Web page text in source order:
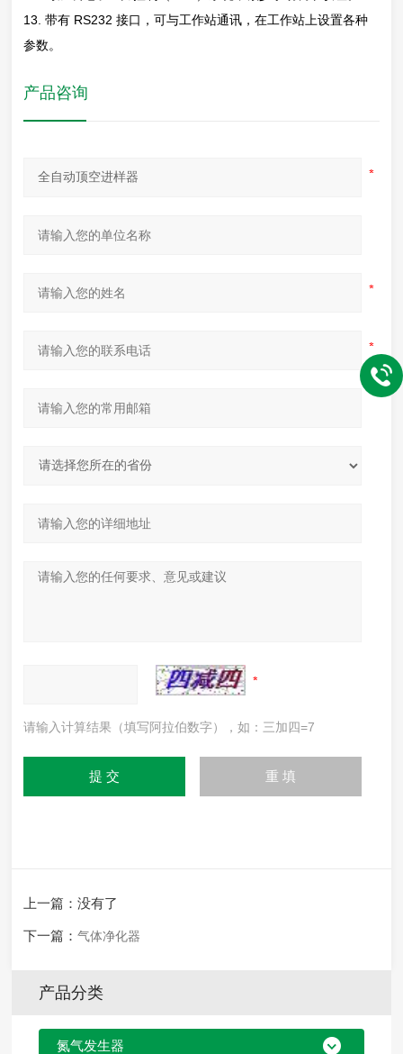
13. 带有 RS232 接口，可与工作站通讯，在工作站上设置各种
参数。
产品咨询
请输入计算结果（填写阿拉伯数字），如：三加四=7
上一篇：没有了
下一篇：气体净化器
产品分类
氮气发生器